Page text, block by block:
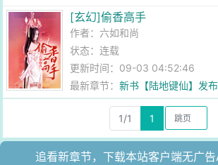
[玄幻]偷香高手
作者： 六如和尚
状态：连载
更新时间：09-03 04:52:46
最新章节：新书【陆地键仙】发布
1/1 1
追看新章节，下载本站客户端无广告